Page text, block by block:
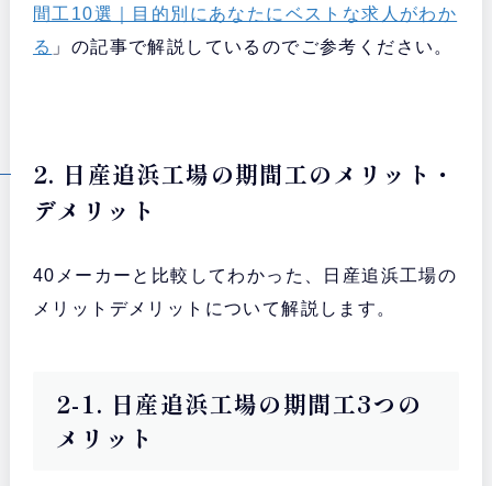
間工10選｜目的別にあなたにベストな求人がわか
る 」の記事で解説しているのでご参考ください。
2. 日産追浜工場の期間工のメリット・
デメリット
40メーカーと比較してわかった、日産追浜工場の
メリットデメリットについて解説します。
2-1. 日産追浜工場の期間工3つの
メリット